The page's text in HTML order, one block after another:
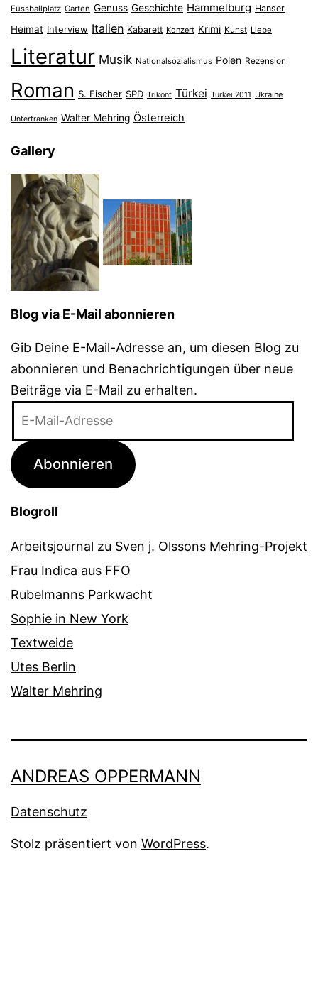
Fussballplatz Garten Genuss Geschichte Hammelburg Hanser
Heimat Interview Italien Kabarett Konzert Krimi Kunst Liebe
Literatur Musik Nationalsozialismus Polen Rezension
Roman S. Fischer SPD Trikont Türkei Türkei 2011 Ukraine
Unterfranken Walter Mehring Österreich
Gallery
Blog via E-Mail abonnieren
Gib Deine E-Mail-Adresse an, um diesen Blog zu
abonnieren und Benachrichtigungen über neue
Beiträge via E-Mail zu erhalten.
Adresse
Abonnieren
Blogroll
Arbeitsjournal zu Sven j. Olssons Mehring-Projekt
Frau Indica aus FFO
Rubelmanns Parkwacht
Sophie in New York
Textweide
Utes Berlin
Walter Mehring
ANDREAS OPPERMANN
Datenschutz
Stolz präsentiert von WordPress.